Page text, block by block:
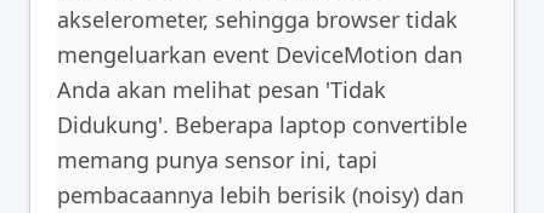
akselerometer, sehingga browser tidak
mengeluarkan event DeviceMotion dan
Anda akan melihat pesan 'Tidak
Didukung'. Beberapa laptop convertible
memang punya sensor ini, tapi
pembacaannya lebih berisik (noisy) dan